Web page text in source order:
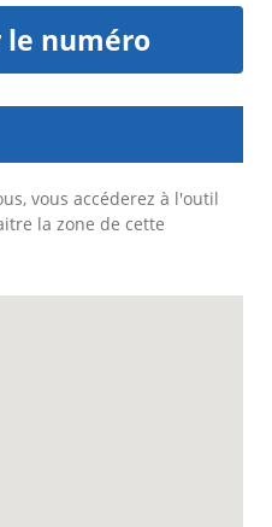
numéro
vous accéderez à l'outil
la zone de cette